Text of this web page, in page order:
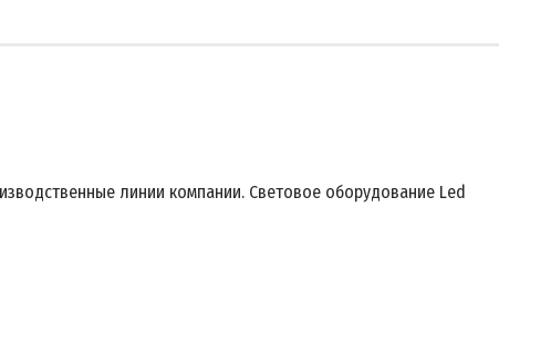
линии компании. Световое оборудование Led